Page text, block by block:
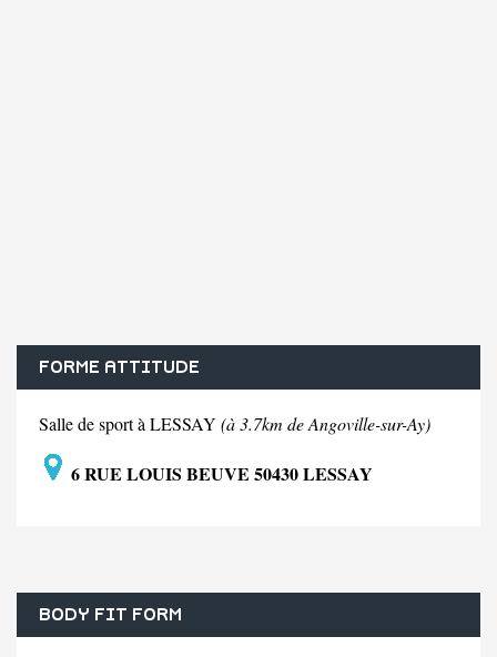
FORME ATTITUDE
Salle de sport à LESSAY (à 3.7km de Angoville-sur-Ay)
6 RUE LOUIS BEUVE 50430 LESSAY
BODY FIT FORM